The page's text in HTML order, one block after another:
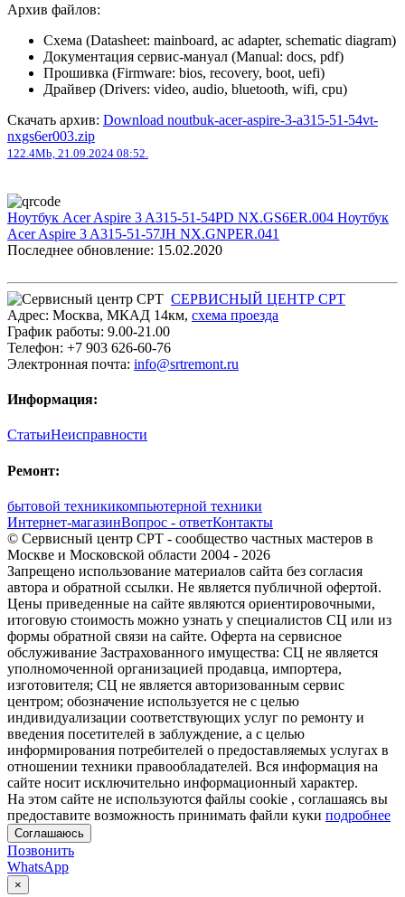
Архив файлов:
Схема (Datasheet: mainboard, ac adapter, schematic diagram)
Документация сервис-мануал (Manual: docs, pdf)
Прошивка (Firmware: bios, recovery, boot, uefi)
Драйвер (Drivers: video, audio, bluetooth, wifi, cpu)
Скачать архив: Download noutbuk-acer-aspire-3-a315-51-54vt-
nxgs6er003.zip
122.4Mb, 21.09.2024 08:52.
Ноутбук Acer Aspire 3 A315-51-54PD NX.GS6ER.004 Ноутбук
Acer Aspire 3 A315-51-57JH NX.GNPER.041
Последнее обновление: 15.02.2020
СЕРВИСНЫЙ ЦЕНТР СРТ
Адрес: Москва, МКАД 14км, cхема проезда
График работы: 9.00-21.00
Телефон: +7 903 626-60-76
Электронная почта: info@srtremont.ru
Информация:
СтатьиНеисправности
Ремонт:
бытовой техникикомпьютерной техники
Интернет-магазинВопрос - ответКонтакты
© Сервисный центр СРТ - сообщество частных мастеров в
Москве и Московской области 2004 - 2026
Запрещено использование материалов сайта без согласия
автора и обратной ссылки. Не является публичной офертой.
Цены приведенные на сайте являются ориентировочными,
итоговую стоимость можно узнать у специалистов СЦ или из
формы обратной связи на сайте. Оферта на сервисное
обслуживание Застрахованного имущества: СЦ не является
уполномоченной организацией продавца, импортера,
изготовителя; СЦ не является авторизованным сервис
центром; обозначение используется не с целью
индивидуализации соответствующих услуг по ремонту и
введения посетителей в заблуждение, а с целью
информирования потребителей о предоставляемых услугах в
отношении техники правообладателей. Вся информация на
сайте носит исключительно информационный характер.
На этом сайте не используются файлы cookie , соглашаясь вы
предоставите возможность принимать файли куки подробнее
Соглашаюсь
Позвонить
WhatsApp
×